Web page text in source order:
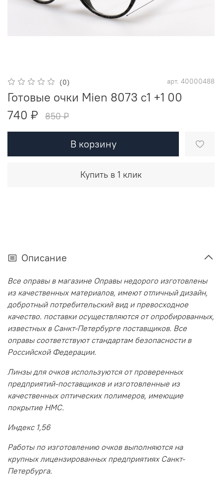
(0) арт. 40000488
Готовые очки Mien 8073 с1 +1 00
740 ₽
850 ₽
В корзину
Купить в 1 клик
Описание
Все оправы в магазине Оправы недорого изготовлены
из качественных материалов, имеют отличный дизайн,
добротный потребительский вид и превосходное
качество. поставки осуществляются от опробированных,
известных в Санкт-Петербурге поставщиков. Все
оправы соответствуют стандартам безопасности в
Российской Федерации.
Линзы для очков используются от проверенных
предприятий-поставщиков и изготовленные из
качественных оптических полимеров, имеющие
покрытие HMC.
Индекс 1,56
Работы по изготовлению очков выполняются на
крупных лицензированных предприятиях Санкт-
Петербурга.